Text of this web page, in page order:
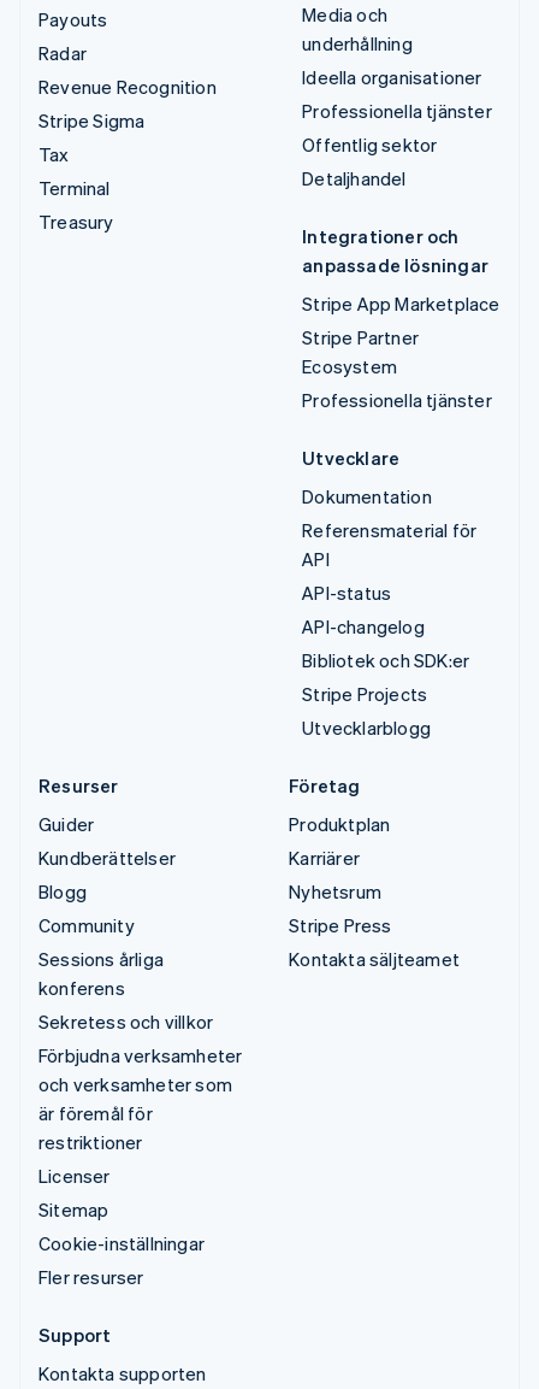
Payouts
Radar
Revenue Recognition
Stripe Sigma
Tax
Terminal
Treasury
Media och
underhållning
Ideella organisationer
Professionella tjänster
Offentlig sektor
Detaljhandel
Integrationer och
anpassade lösningar
Stripe App Marketplace
Stripe Partner
Ecosystem
Professionella tjänster
Utvecklare
Dokumentation
Referensmaterial för
API
API-status
API-changelog
Bibliotek och SDK:er
Stripe Projects
Utvecklarblogg
Resurser
Guider
Kundberättelser
Blogg
Community
Sessions årliga
konferens
Sekretess och villkor
Förbjudna verksamheter
och verksamheter som
är föremål för
restriktioner
Licenser
Sitemap
Cookie-inställningar
Fler resurser
Företag
Produktplan
Karriärer
Nyhetsrum
Stripe Press
Kontakta säljteamet
Support
Kontakta supporten